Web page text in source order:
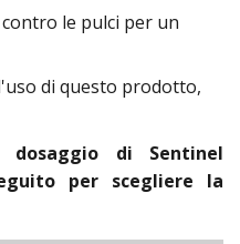
le pulci per un
di questo prodotto,
di Sentinel
per scegliere la